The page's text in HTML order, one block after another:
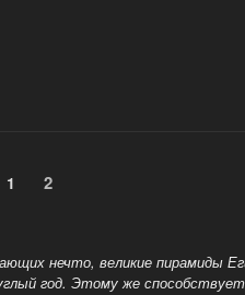
Страница
1 Страница
2
нечто, великие пирамиды
год. Этому же